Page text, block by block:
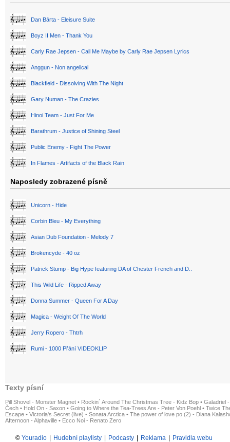
Dan Bárta - Eleisure Suite
Boyz II Men - Thank You
Carly Rae Jepsen - Call Me Maybe by Carly Rae Jepsen Lyrics
Anggun - Non angelical
Blackfield - Dissolving With The Night
Gary Numan - The Crazies
Hinoi Team - Just For Me
Barathrum - Justice of Shining Steel
Public Enemy - Fight The Power
In Flames - Artifacts of the Black Rain
Naposledy zobrazené písně
Unicorn - Hide
Corbin Bleu - My Everything
Asian Dub Foundation - Melody 7
Brokencyde - 40 oz
Patrick Stump - Big Hype featuring DA of Chester French and D..
This Wild Life - Ripped Away
Donna Summer - Queen For A Day
Magica - Weight Of The World
Jerry Ropero - Thtrh
Rumi - 1000 Přání VIDEOKLIP
Texty písní
Pill Shovel - Monster Magnet • Rockin´ Around The Christmas Tree - Kidz Bop • Galadriel
Čech • Hold On - Saxon • Going to Where the Tea-Trees Are - Peter Von Poehl • Twice
Escape • Victoria's Secret (live) - Sonata Arctica • The power of love po (2) - Diana
Afternoon - Alphaville • Ecco Noi - Renato Zero
© Youradio | Hudební playlisty | Podcasty | Reklama | Pravidla webu